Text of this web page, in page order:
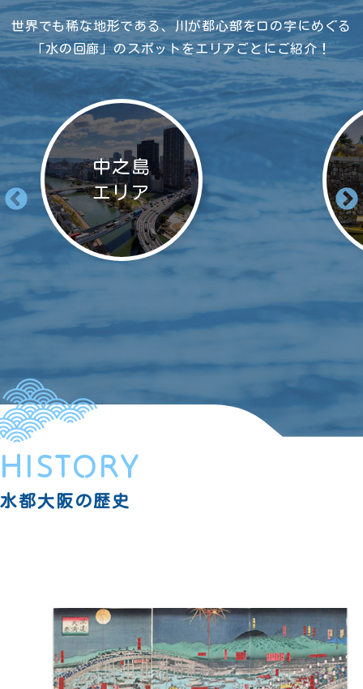
世界でも稀な地形である、川が都心部をロの字にめぐる
「水の回廊」のスポットをエリアごとにご紹介！
中之島
エリア
HISTORY
水都大阪の歴史